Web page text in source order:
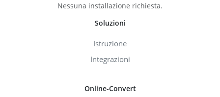
Nessuna installazione richiesta.
Soluzioni
Istruzione
Integrazioni
Online-Convert